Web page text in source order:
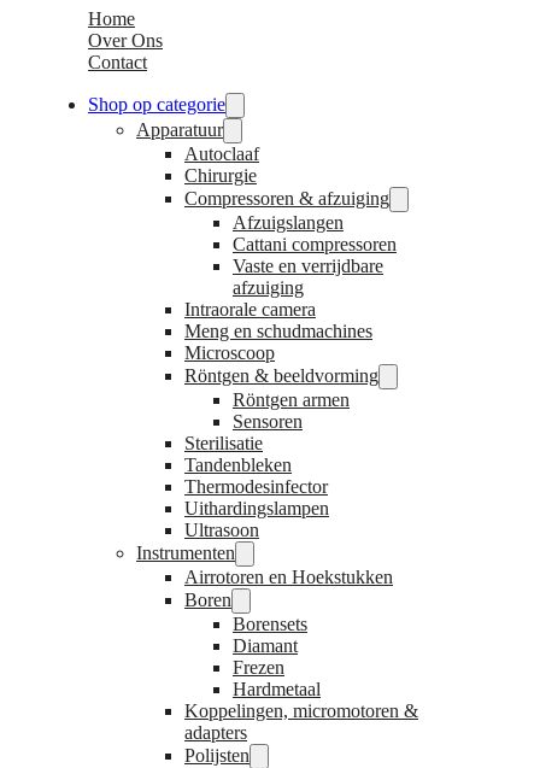
Home
Over Ons
Contact
Shop op categorie
Apparatuur
Autoclaaf
Chirurgie
Compressoren & afzuiging
Afzuigslangen
Cattani compressoren
Vaste en verrijdbare
afzuiging
Intraorale camera
Meng en schudmachines
Microscoop
Röntgen & beeldvorming
Röntgen armen
Sensoren
Sterilisatie
Tandenbleken
Thermodesinfector
Uithardingslampen
Ultrasoon
Instrumenten
Airrotoren en Hoekstukken
Boren
Borensets
Diamant
Frezen
Hardmetaal
Koppelingen, micromotoren &
adapters
Polijsten